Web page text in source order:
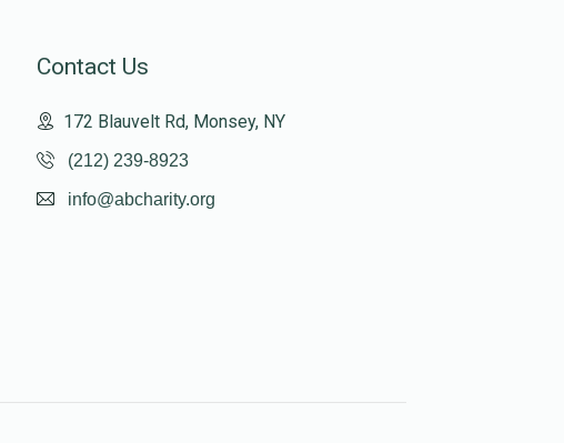
Contact Us
172 Blauvelt Rd, Monsey, NY
(212) 239-8923
info@abcharity.org